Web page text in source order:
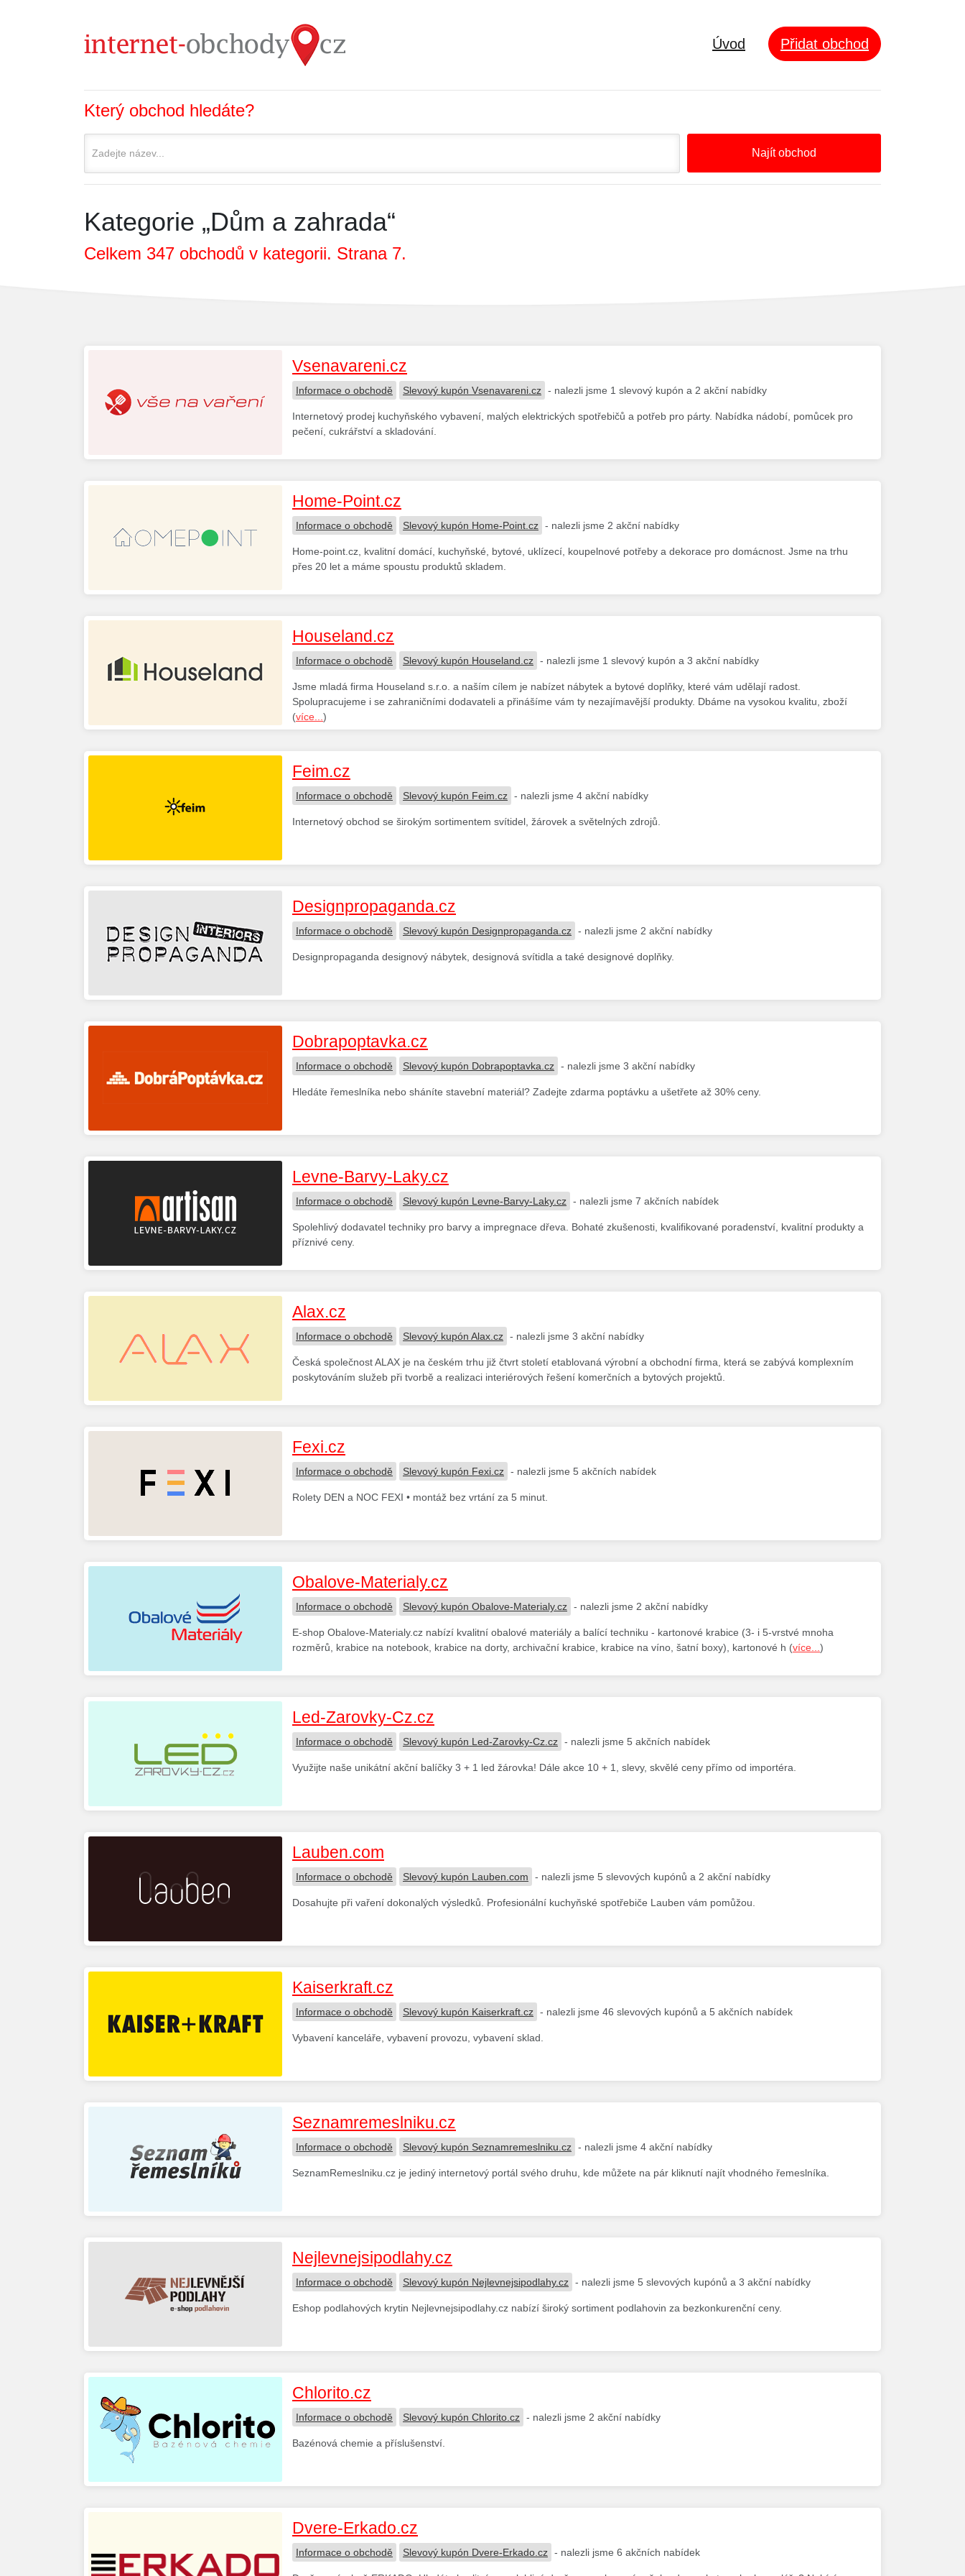
Úvod Přidat obchod
Který obchod hledáte?
Najít obchod
Kategorie „Dům a zahrada“
Celkem 347 obchodů v kategorii. Strana 7.
Vsenavareni.cz
Informace o obchodě Slevový kupón Vsenavareni.cz - nalezli jsme 1 slevový kupón a 2 akční nabídky
Internetový prodej kuchyňského vybavení, malých elektrických spotřebičů a potřeb pro párty. Nabídka nádobí, pomůcek pro
pečení, cukrářství a skladování.
Home-Point.cz
Informace o obchodě Slevový kupón Home-Point.cz - nalezli jsme 2 akční nabídky
Home-point.cz, kvalitní domácí, kuchyňské, bytové, uklízecí, koupelnové potřeby a dekorace pro domácnost. Jsme na trhu
přes 20 let a máme spoustu produktů skladem.
Houseland.cz
Informace o obchodě Slevový kupón Houseland.cz - nalezli jsme 1 slevový kupón a 3 akční nabídky
Jsme mladá firma Houseland s.r.o. a naším cílem je nabízet nábytek a bytové doplňky, které vám udělají radost.
Spolupracujeme i se zahraničními dodavateli a přinášíme vám ty nezajímavější produkty. Dbáme na vysokou kvalitu, zboží
(více...)
Feim.cz
Informace o obchodě Slevový kupón Feim.cz - nalezli jsme 4 akční nabídky
Internetový obchod se širokým sortimentem svítidel, žárovek a světelných zdrojů.
Designpropaganda.cz
Informace o obchodě Slevový kupón Designpropaganda.cz - nalezli jsme 2 akční nabídky
Designpropaganda designový nábytek, designová svítidla a také designové doplňky.
Dobrapoptavka.cz
Informace o obchodě Slevový kupón Dobrapoptavka.cz - nalezli jsme 3 akční nabídky
Hledáte řemeslníka nebo sháníte stavební materiál? Zadejte zdarma poptávku a ušetřete až 30% ceny.
Levne-Barvy-Laky.cz
Informace o obchodě Slevový kupón Levne-Barvy-Laky.cz - nalezli jsme 7 akčních nabídek
Spolehlivý dodavatel techniky pro barvy a impregnace dřeva. Bohaté zkušenosti, kvalifikované poradenství, kvalitní produkty a
příznivé ceny.
Alax.cz
Informace o obchodě Slevový kupón Alax.cz - nalezli jsme 3 akční nabídky
Česká společnost ALAX je na českém trhu již čtvrt století etablovaná výrobní a obchodní firma, která se zabývá komplexním
poskytováním služeb při tvorbě a realizaci interiérových řešení komerčních a bytových projektů.
Fexi.cz
Informace o obchodě Slevový kupón Fexi.cz - nalezli jsme 5 akčních nabídek
Rolety DEN a NOC FEXI • montáž bez vrtání za 5 minut.
Obalove-Materialy.cz
Informace o obchodě Slevový kupón Obalove-Materialy.cz - nalezli jsme 2 akční nabídky
E-shop Obalove-Materialy.cz nabízí kvalitní obalové materiály a balící techniku - kartonové krabice (3- i 5-vrstvé mnoha
rozměrů, krabice na notebook, krabice na dorty, archivační krabice, krabice na víno, šatní boxy), kartonové h (více...)
Led-Zarovky-Cz.cz
Informace o obchodě Slevový kupón Led-Zarovky-Cz.cz - nalezli jsme 5 akčních nabídek
Využijte naše unikátní akční balíčky 3 + 1 led žárovka! Dále akce 10 + 1, slevy, skvělé ceny přímo od importéra.
Lauben.com
Informace o obchodě Slevový kupón Lauben.com - nalezli jsme 5 slevových kupónů a 2 akční nabídky
Dosahujte při vaření dokonalých výsledků. Profesionální kuchyňské spotřebiče Lauben vám pomůžou.
Kaiserkraft.cz
Informace o obchodě Slevový kupón Kaiserkraft.cz - nalezli jsme 46 slevových kupónů a 5 akčních nabídek
Vybavení kanceláře, vybavení provozu, vybavení sklad.
Seznamremeslniku.cz
Informace o obchodě Slevový kupón Seznamremeslniku.cz - nalezli jsme 4 akční nabídky
SeznamRemeslniku.cz je jediný internetový portál svého druhu, kde můžete na pár kliknutí najít vhodného řemeslníka.
Nejlevnejsipodlahy.cz
Informace o obchodě Slevový kupón Nejlevnejsipodlahy.cz - nalezli jsme 5 slevových kupónů a 3 akční nabídky
Eshop podlahových krytin Nejlevnejsipodlahy.cz nabízí široký sortiment podlahovin za bezkonkurenční ceny.
Chlorito.cz
Informace o obchodě Slevový kupón Chlorito.cz - nalezli jsme 2 akční nabídky
Bazénová chemie a příslušenství.
Dvere-Erkado.cz
Informace o obchodě Slevový kupón Dvere-Erkado.cz - nalezli jsme 6 akčních nabídek